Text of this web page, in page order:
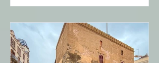
carretera y un aparcamiento. En
2023 se iniciaron las obras de
adecuación del aparcamiento a
playa y paseo marítimo. Ahora la
ciudad tiene una costa 800 metros